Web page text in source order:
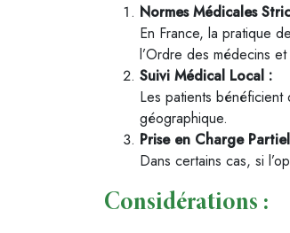
Normes Médicales
En France, la pratique
l’Ordre des médecins
Suivi Médical Local :
Les patients bénéficient
géographique.
Prise en Charge
Dans certains cas, si
Considérations :